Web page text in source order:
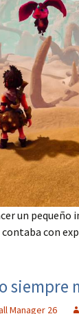
un
con
siempre
Manager 26